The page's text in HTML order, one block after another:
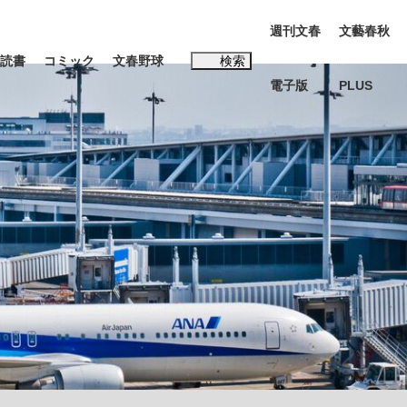
インタビュー 読書
日本代表“敗戦”の真実 選手が明かす...
将棋
読書 コミック 文春野球 検索
#松田聖子
週刊文春
電子版
文藝春秋
PLUS